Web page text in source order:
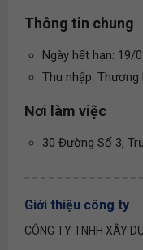
Thông tin chung
Ngày hết hạn: 19/
Thu nhập: Thương
Nơi làm việc
30 Đường Số 3,
Giới thiệu công ty
CÔNG TY TNHH XÂY